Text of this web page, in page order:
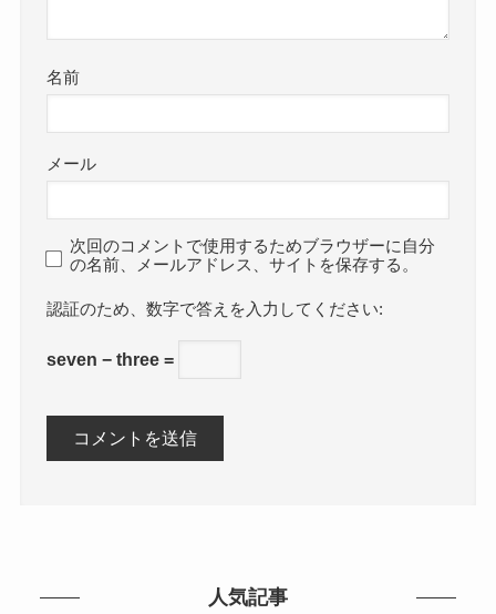
名前
メール
次回のコメントで使用するためブラウザーに自分
の名前、メールアドレス、サイトを保存する。
数字で答えを入力してください:
seven − three =
人気記事